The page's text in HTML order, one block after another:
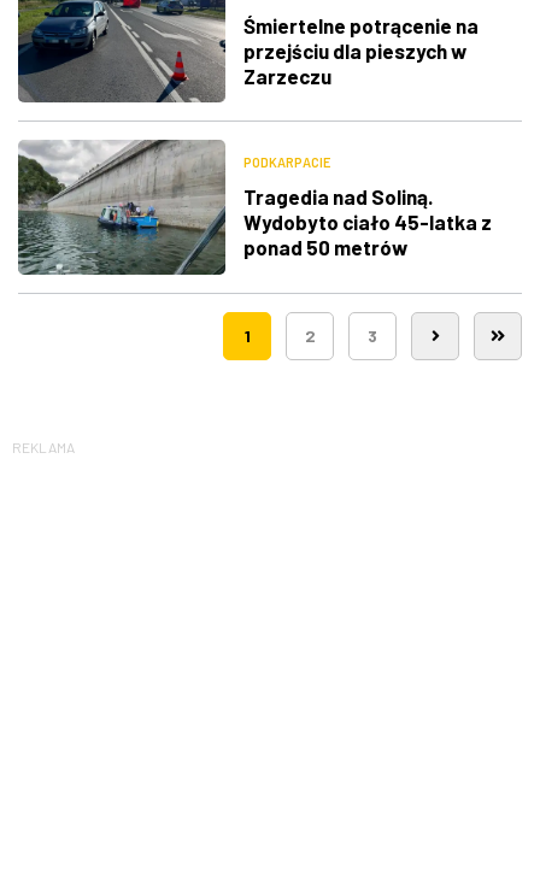
Śmiertelne potrącenie na
przejściu dla pieszych w
Zarzeczu
PODKARPACIE
Tragedia nad Soliną.
Wydobyto ciało 45-latka z
ponad 50 metrów
1 2 3
REKLAMA